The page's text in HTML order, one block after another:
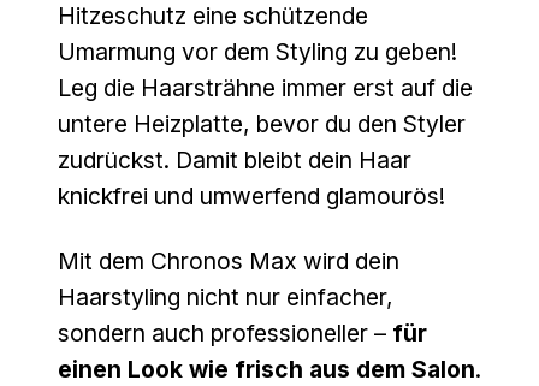
Hitzeschutz eine schützende
Umarmung vor dem Styling zu geben!
Leg die Haarsträhne immer erst auf die
untere Heizplatte, bevor du den Styler
zudrückst. Damit bleibt dein Haar
knickfrei und umwerfend glamourös!
Mit dem Chronos Max wird dein
Haarstyling nicht nur einfacher,
sondern auch professioneller – für
einen Look wie frisch aus dem Salon.